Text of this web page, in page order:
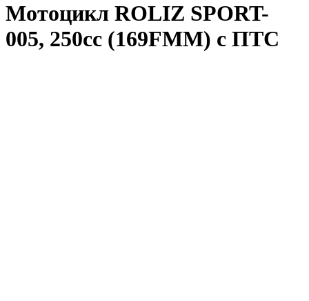
Мотоцикл ROLIZ SPORT-
005, 250cc (169FMM) с ПТС